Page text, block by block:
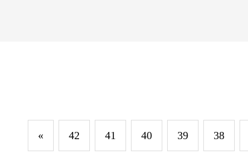
38
39
40
41
42
»